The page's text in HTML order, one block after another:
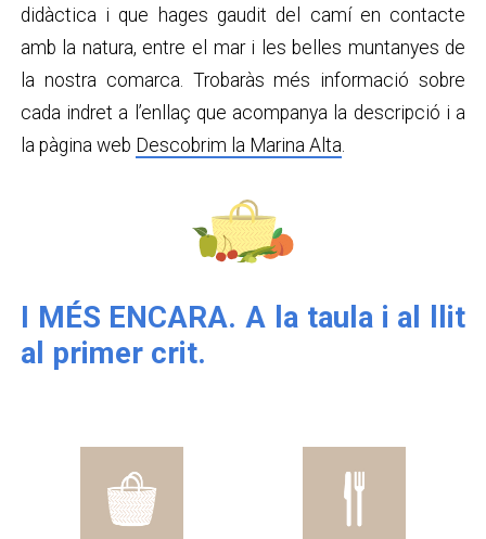
didàctica i que hages gaudit del camí en contacte
amb la natura, entre el mar i les belles muntanyes de
la nostra comarca. Trobaràs més informació sobre
cada indret a l’enllaç que acompanya la descripció i a
la pàgina web Descobrim la Marina Alta.
I MÉS ENCARA. A la taula i al llit
al primer crit.